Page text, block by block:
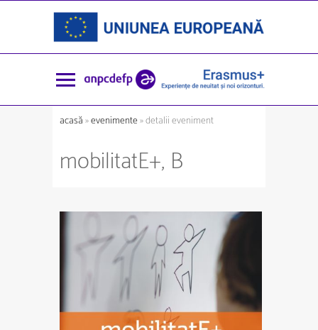
acasă»evenimente» detalii eveniment
mobilitatE+, B